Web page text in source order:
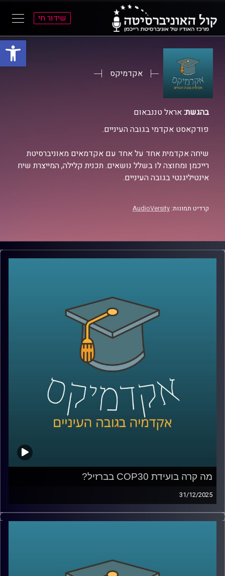
פתח
שידור חי
אקדמיקס
בהגשת:אראל טננבאום
פודקאסט אקדמי בגובה העיניים.
שיחה אקדמית אחד על אחד עם אקדמאים מאוניברסיטת
רייכמן ומחוצה לו בשלל נושאים. תכנית קלילה, המייצרת שיח
אינטיליגנטי בגובה העיניים.
קרדיט תמונות: AudioVersity
מה קרה בועידת COP30 בברזיל?
31/12/2025
ועידת האקלים COP30, שהתקיימה לאחרונה בברזיל, הסתיימה
עם הרבה כוונות טובות – אבל גם עם תחושת החמצה. למה